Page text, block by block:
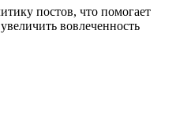
постов, что помогает
вовлеченность